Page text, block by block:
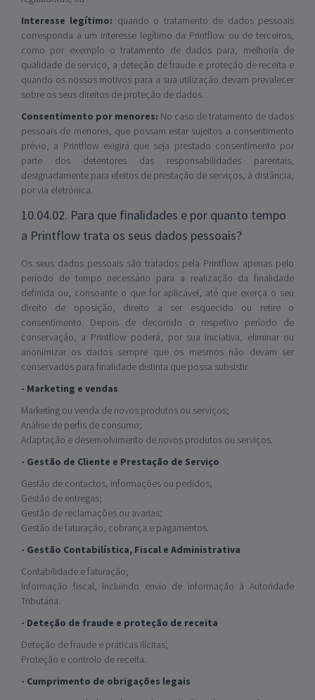
Interesse legítimo: quando o tratamento de dados pessoais
corresponda a um interesse legítimo da Printflow ou de terceiros,
como por exemplo o tratamento de dados para, melhoria de
qualidade de serviço, a deteção de fraude e proteção de receita e
quando os nossos motivos para a sua utilização devam prevalecer
sobre os seus direitos de proteção de dados.
Consentimento por menores: No caso de tratamento de dados
pessoais de menores, que possam estar sujeitos a consentimento
prévio, a Printflow exigirá que seja prestado consentimento por
parte dos detentores das responsabilidades parentais,
designadamente para efeitos de prestação de serviços, à distância,
por via eletrónica.
10.04.02. Para que finalidades e por quanto tempo
a Printflow trata os seus dados pessoais?
Os seus dados pessoais são tratados pela Printflow apenas pelo
período de tempo necessário para a realização da finalidade
definida ou, consoante o que for aplicável, até que exerça o seu
direito de oposição, direito a ser esquecido ou retire o
consentimento. Depois de decorrido o respetivo período de
conservação, a Printflow poderá, por sua iniciativa, eliminar ou
anonimizar os dados sempre que os mesmos não devam ser
conservados para finalidade distinta que possa subsistir.
- Marketing e vendas
Marketing ou venda de novos produtos ou serviços;
Análise de perfis de consumo;
Adaptação e desenvolvimento de novos produtos ou serviços.
- Gestão de Cliente e Prestação de Serviço
Gestão de contactos, informações ou pedidos;
Gestão de entregas;
Gestão de reclamações ou avarias;
Gestão de faturação, cobrança e pagamentos.
- Gestão Contabilística, Fiscal e Administrativa
Contabilidade e faturação;
Informação fiscal, incluindo envio de informação à Autoridade
Tributária.
- Deteção de fraude e proteção de receita
Deteção de fraude e práticas ilícitas;
Proteção e controlo de receita.
- Cumprimento de obrigações legais